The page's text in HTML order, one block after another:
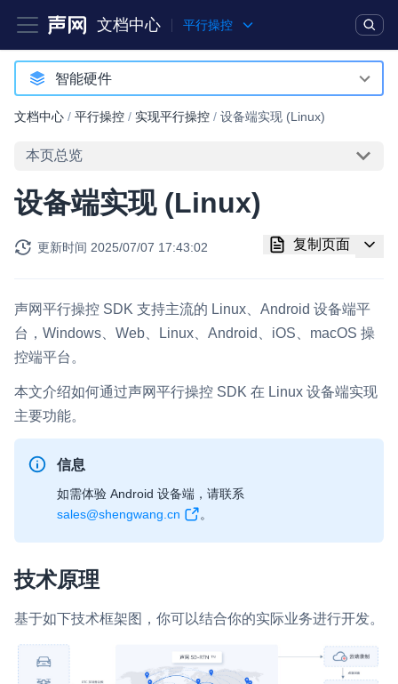
文档中心 平行操控
产品 解决方案
突破传统文字交互模式，与 AI 进行高拟真、自然流畅的实时语
扩展性和更优秀的互动效果
实时消息
一整套低延时、高并发、可扩展、高可靠的实时消息及状态同步
解决方案
即时通讯 IM
务。
融合 CDN 直播
CDN 直播方案
媒体流加速
物的实时互动连接
实时互动扩展能力
智能硬件
智能硬件
文档中心 / 平行操控 / 实现平行操控 / 设备端实现 (Linux)
本页总览
设备端实现 (Linux)
更新时间 2025/07/07 17:43:02 复制页面
声网平行操控 SDK 支持主流的 Linux、Android 设备端平
台，Windows、Web、Linux、Android、iOS、macOS 操
控端平台。
本文介绍如何通过声网平行操控 SDK 在 Linux 设备端实现
主要功能。
信息
如需体验 Android 设备端，请联系
sales@shengwang.cn
。
技术原理
基于如下技术框架图，你可以结合你的实际业务进行开发。